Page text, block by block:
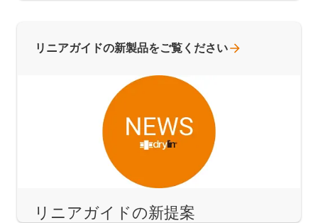
リニアガイドの新提案
リニアガイドの新製品をご覧ください